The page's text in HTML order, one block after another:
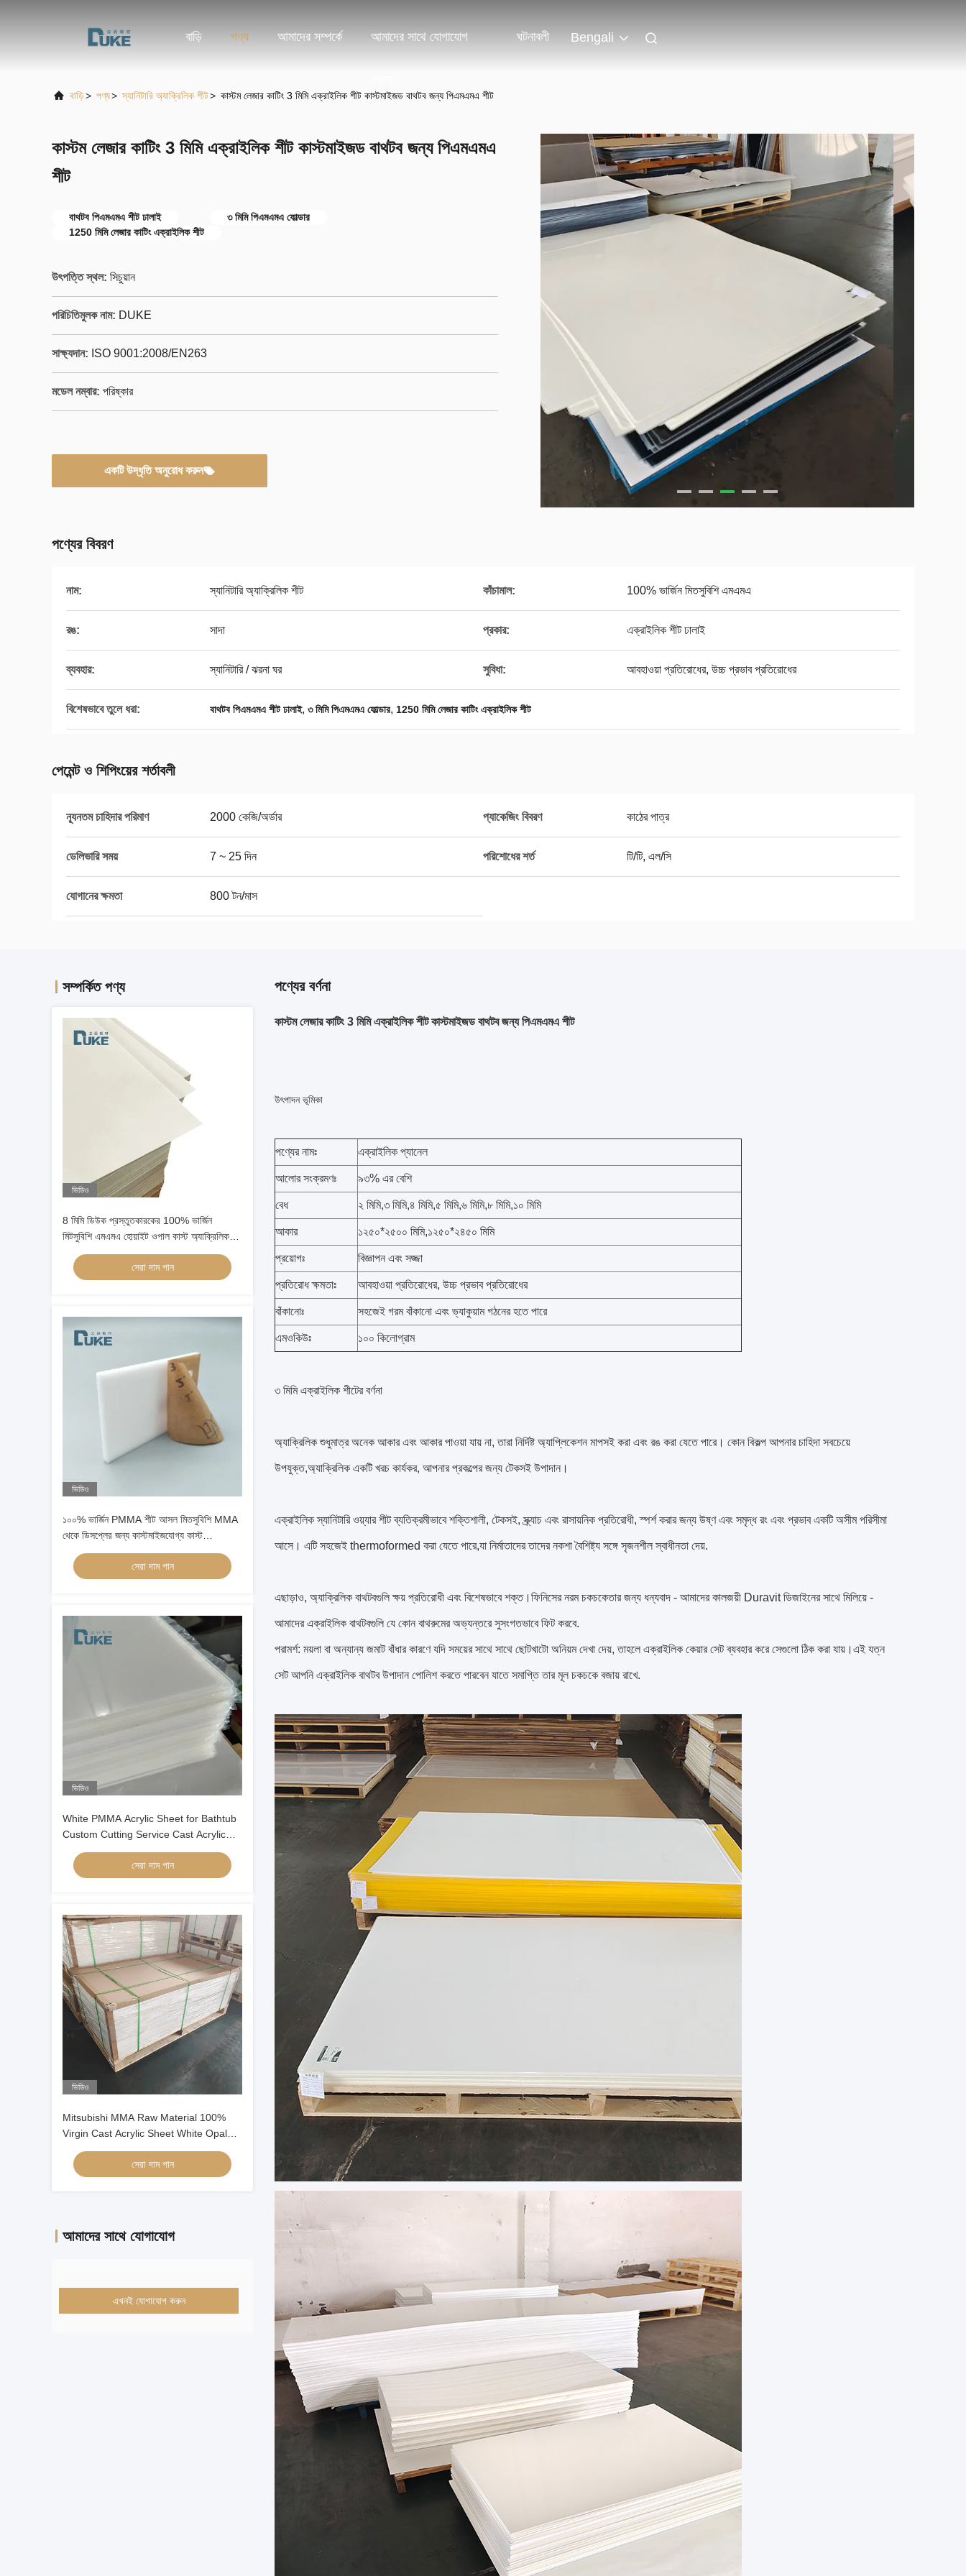
বাড়ি পণ্য আমাদের সম্পর্কে আমাদের সাথে যোগাযোগ ঘটনাবলী Bengali
বাড়ি> পণ্য> স্যানিটারি অ্যাক্রিলিক শীট> কাস্টম লেজার কাটিং 3 মিমি এক্রাইলিক শীট কাস্টমাইজড বাথটব জন্য পিএমএমএ শীট
কাস্টম লেজার কাটিং 3 মিমি এক্রাইলিক শীট কাস্টমাইজড বাথটব জন্য পিএমএমএ
শীট
বাথটব পিএমএমএ শীট ঢালাই
৩ মিমি পিএমএমএ ফোল্ডার
1250 মিমি লেজার কাটিং এক্রাইলিক শীট
উৎপত্তি স্থল: সিচুয়ান
পরিচিতিমুলক নাম: DUKE
সাক্ষ্যদান: ISO 9001:2008/EN263
মডেল নম্বার: পরিষ্কার
একটি উদ্ধৃতি অনুরোধ করুন
পণ্যের বিবরণ
নাম: স্যানিটারি অ্যাক্রিলিক শীট কাঁচামাল: 100% ভার্জিন মিতসুবিশি এমএমএ
রঙ: সাদা প্রকার: এক্রাইলিক শীট ঢালাই
ব্যবহার: স্যানিটারি / ঝরনা ঘর সুবিধা: আবহাওয়া প্রতিরোধের, উচ্চ প্রভাব প্রতিরোধের
বিশেষভাবে তুলে ধরা: বাথটব পিএমএমএ শীট ঢালাই, ৩ মিমি পিএমএমএ ফোল্ডার, 1250 মিমি লেজার কাটিং এক্রাইলিক শীট
পেমেন্ট ও শিপিংয়ের শর্তাবলী
ন্যূনতম চাহিদার পরিমাণ 2000 কেজি/অর্ডার প্যাকেজিং বিবরণ কাঠের পাত্র
ডেলিভারি সময় 7 ~ 25 দিন পরিশোধের শর্ত টি/টি, এল/সি
যোগানের ক্ষমতা 800 টন/মাস
সম্পর্কিত পণ্য
ভিডিও
8 মিমি ডিউক প্রস্তুতকারকের 100% ভার্জিন
মিটসুবিশি এমএমএ হোয়াইট ওপাল কাস্ট অ্যাক্রিলিক
শীট মসৃণ প্লাস্টিকের কারুশিল্প সাইনবোর্ড শীট
সেরা দাম পান
ভিডিও
১০০% ভার্জিন PMMA শীট আসল মিতসুবিশি MMA
থেকে ডিসপ্লের জন্য কাস্টমাইজযোগ্য কাস্ট
অ্যাক্রিলিক প্যানেল
সেরা দাম পান
ভিডিও
White PMMA Acrylic Sheet for Bathtub
Custom Cutting Service Cast Acrylic
Panel for Bathroom Ware
Manufacturing
সেরা দাম পান
ভিডিও
Mitsubishi MMA Raw Material 100%
Virgin Cast Acrylic Sheet White Opal
Cast Acrylic Sheet
সেরা দাম পান
আমাদের সাথে যোগাযোগ
এখনই যোগাযোগ করুন
পণ্যের বর্ণনা
কাস্টম লেজার কাটিং 3 মিমি এক্রাইলিক শীট কাস্টমাইজড বাথটব জন্য পিএমএমএ শীট
উৎপাদন ভূমিকা
পণ্যের নামঃ এক্রাইলিক প্যানেল
আলোর সংক্রমণঃ ৯৩% এর বেশি
বেধ ২ মিমি,৩ মিমি,৪ মিমি,৫ মিমি,৬ মিমি,৮ মিমি,১০ মিমি
আকার ১২৫০*২৫০০ মিমি,১২৫০*২৪৫০ মিমি
প্রয়োগঃ বিজ্ঞাপন এবং সজ্জা
প্রতিরোধ ক্ষমতাঃ আবহাওয়া প্রতিরোধের, উচ্চ প্রভাব প্রতিরোধের
বাঁকানোঃ সহজেই গরম বাঁকানো এবং ভ্যাকুয়াম গঠনের হতে পারে
এমওকিউঃ ১০০ কিলোগ্রাম
৩ মিমি এক্রাইলিক শীটের বর্ণনা
অ্যাক্রিলিক শুধুমাত্র অনেক আকার এবং আকার পাওয়া যায় না, তারা নির্দিষ্ট অ্যাপ্লিকেশন মাপসই করা এবং রঙ করা যেতে পারে। কোন বিকল্প আপনার চাহিদা সবচেয়ে
উপযুক্ত,অ্যাক্রিলিক একটি খরচ কার্যকর, আপনার প্রকল্পের জন্য টেকসই উপাদান।
এক্রাইলিক স্যানিটারি ওয়্যার শীট ব্যতিক্রমীভাবে শক্তিশালী, টেকসই, স্ক্র্যাচ এবং রাসায়নিক প্রতিরোধী, স্পর্শ করার জন্য উষ্ণ এবং সমৃদ্ধ রং এবং প্রভাব একটি অসীম পরিসীমা
আসে। এটি সহজেই thermoformed করা যেতে পারে,যা নির্মাতাদের তাদের নকশা বৈশিষ্ট্য সঙ্গে সৃজনশীল স্বাধীনতা দেয়.
এছাড়াও, অ্যাক্রিলিক বাথটবগুলি ক্ষয় প্রতিরোধী এবং বিশেষভাবে শক্ত।ফিনিসের নরম চকচকেতার জন্য ধন্যবাদ - আমাদের কালজয়ী Duravit ডিজাইনের সাথে মিলিয়ে -
আমাদের এক্রাইলিক বাথটবগুলি যে কোন বাথরুমের অভ্যন্তরে সুসংগতভাবে ফিট করবে.
পরামর্শ: ময়লা বা অন্যান্য জমাট বাঁধার কারণে যদি সময়ের সাথে সাথে ছোটখাটো অনিয়ম দেখা দেয়, তাহলে এক্রাইলিক কেয়ার সেট ব্যবহার করে সেগুলো ঠিক করা যায়।এই যত্ন
সেট আপনি এক্রাইলিক বাথটব উপাদান পোলিশ করতে পারবেন যাতে সমাপ্তি তার মূল চকচকে বজায় রাখে.